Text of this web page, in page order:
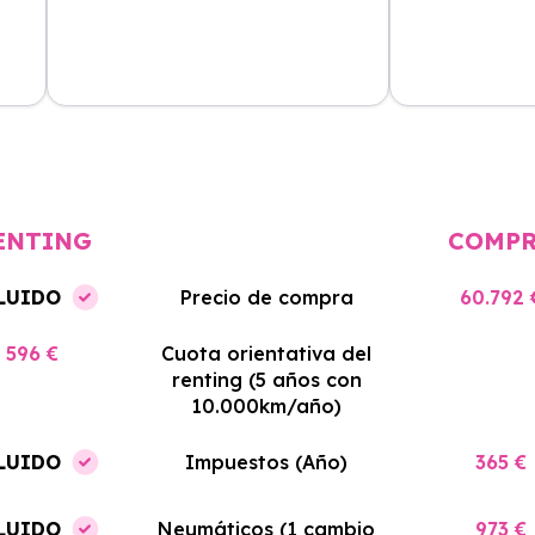
Precio de compra 60.792
596 €
Cuota orientativa del
renting (5 años con
10.000km/año)
Impuestos (Año) 365 €
Neumáticos (1 cambio
973 €